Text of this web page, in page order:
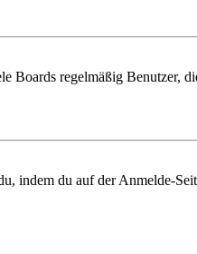
Boards regelmäßig Benutzer,
indem du auf der Anmelde-